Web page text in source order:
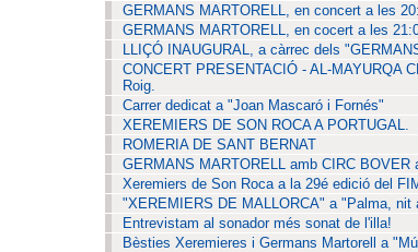
GERMANS MARTORELL, en concert a les
GERMANS MARTORELL, en cocert a les
LLIÇÓ INAUGURAL, a càrrec dels
CONCERT PRESENTACIÓ - AL-MAYURQA
Roig.
Carrer dedicat a "Joan Mascaró i Fornés"
XEREMIERS DE SON ROCA A PORTUGAL.
ROMERIA DE SANT BERNAT
GERMANS MARTORELL amb CIRC BOVER
Xeremiers de Son Roca a la 29é edició del
"XEREMIERS DE MALLORCA" a "Palma, nit
Entrevistam al sonador més sonat de l'illa!
Bèsties Xeremieres i Germans Martorell a